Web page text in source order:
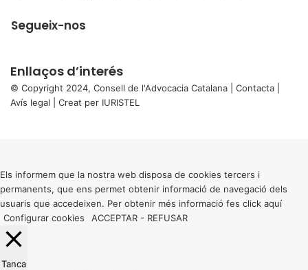
Segueix-nos
Enllaços d’interés
© Copyright 2024, Consell de l'Advocacia Catalana | Contacta
Avís legal | Creat per IURISTEL
button
Els informem que la nostra web disposa de cookies tercers i
permanents, que ens permet obtenir informació de navegació dels
usuaris que accedeixen. Per obtenir més informació fes click aquí
Configurar cookies
ACCEPTAR - REFUSAR
Tanca